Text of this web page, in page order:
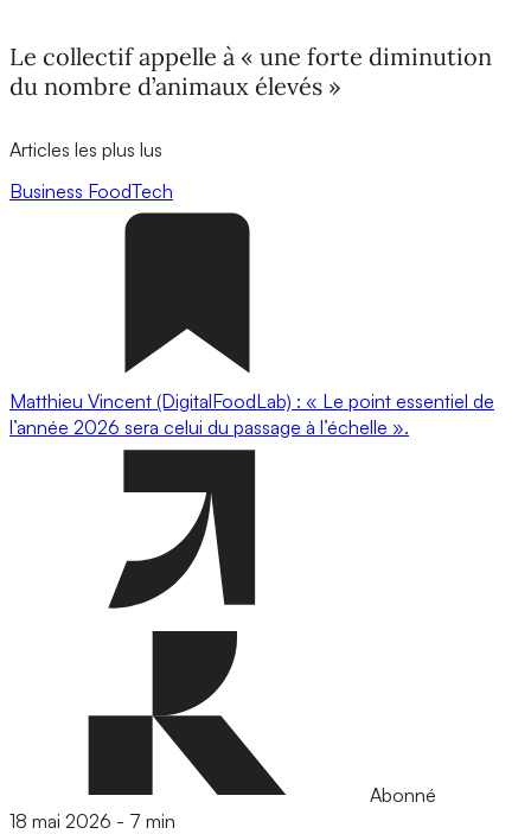
Le collectif appelle à « une forte diminution
du nombre d’animaux élevés »
Articles les plus lus
Business FoodTech
Matthieu Vincent (DigitalFoodLab) : « Le point essentiel de
l’année 2026 sera celui du passage à l’échelle ».
Abonné
18 mai 2026 - 7 min